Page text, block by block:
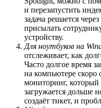
и перезапустить
задача решается
присылать
устройству.
Для ноутбуков на
отслеживает, как
Часто долгое время
на компьютере
мониторинг, который
загружается дольше
создаёт тикет, и